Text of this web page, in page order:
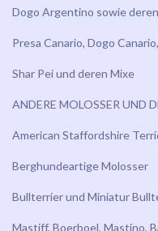
Dogo Argentino sowie
Presa Canario, Dogo
Shar Pei und deren Mixe
ANDERE MOLOSSER UND
American Staffordshire
Berghundeartige Molosser
Bullterrier und Miniatur
Mastiff, Boerboel, Mastino,